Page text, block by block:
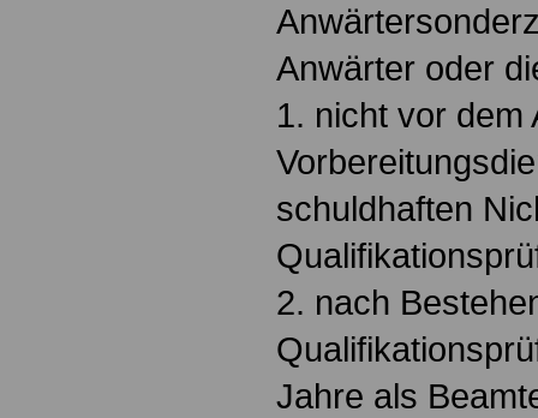
Anwärter oder
1. nicht vor dem
schuldhaften
2. nach
Jahre als